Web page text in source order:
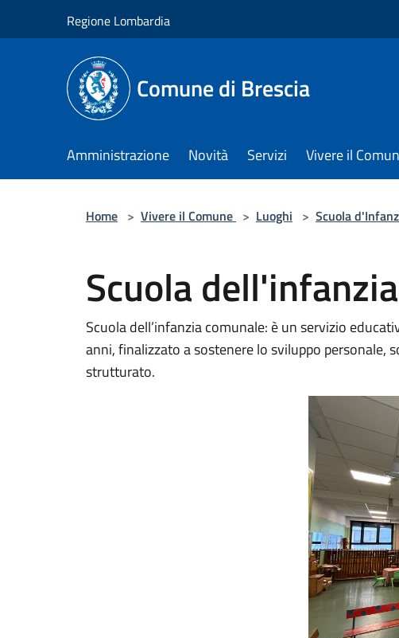
Regione Lombardia
Comune di Brescia
Amministrazione Novità Servizi Vivere il
Home > Vivere il Comune > Luoghi > Scuola
Scuola
Scuola dell’infanzia comunale: è un servizio
anni, finalizzato a sostenere lo sviluppo personale,
strutturato.